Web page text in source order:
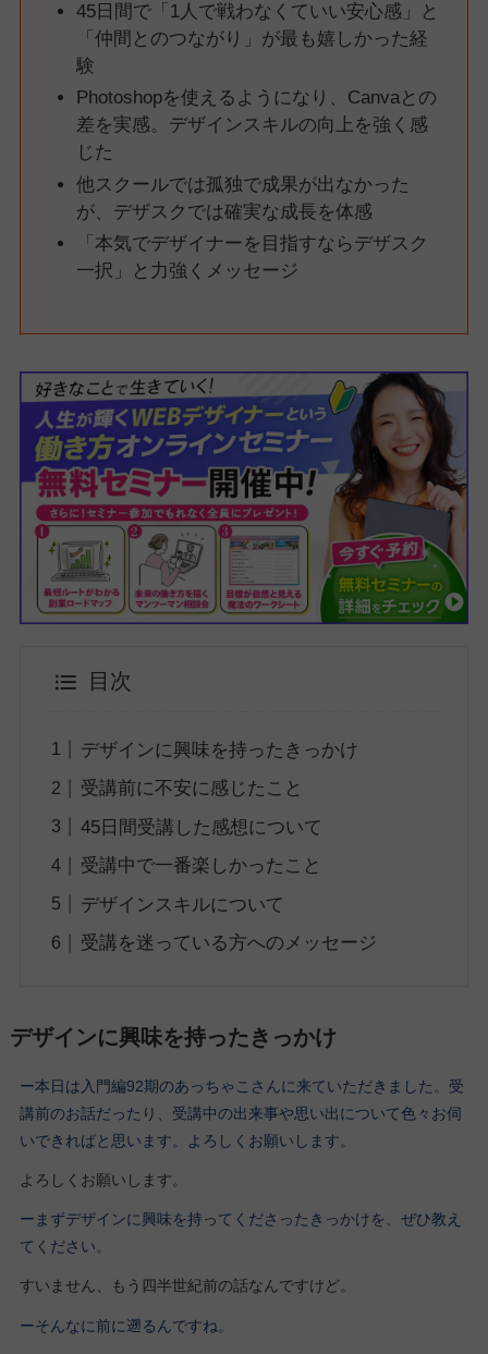
45日間で「1人で戦わなくていい安心感」と
「仲間とのつながり」が最も嬉しかった経
験
Photoshopを使えるようになり、Canvaとの
差を実感。デザインスキルの向上を強く感
じた
他スクールでは孤独で成果が出なかった
が、デザスクでは確実な成長を体感
「本気でデザイナーを目指すならデザスク
一択」と力強くメッセージ
目次
デザインに興味を持ったきっかけ
受講前に不安に感じたこと
45日間受講した感想について
受講中で一番楽しかったこと
デザインスキルについて
受講を迷っている方へのメッセージ
デザインに興味を持ったきっかけ
ー本日は入門編92期のあっちゃこさんに来ていただきました。受
講前のお話だったり、受講中の出来事や思い出について色々お伺
いできればと思います。よろしくお願いします。
よろしくお願いします。
ーまずデザインに興味を持ってくださったきっかけを、ぜひ教え
てください。
すいません、もう四半世紀前の話なんですけど。
ーそんなに前に遡るんですね。